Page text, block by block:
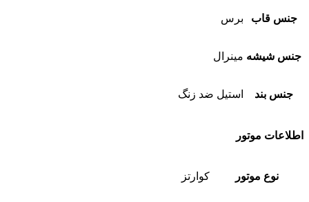
جنس قاب برس
جنس شیشه مینرال
جنس بند استیل ضد زنگ
اطلاعات موتور
نوع موتور کوارتز